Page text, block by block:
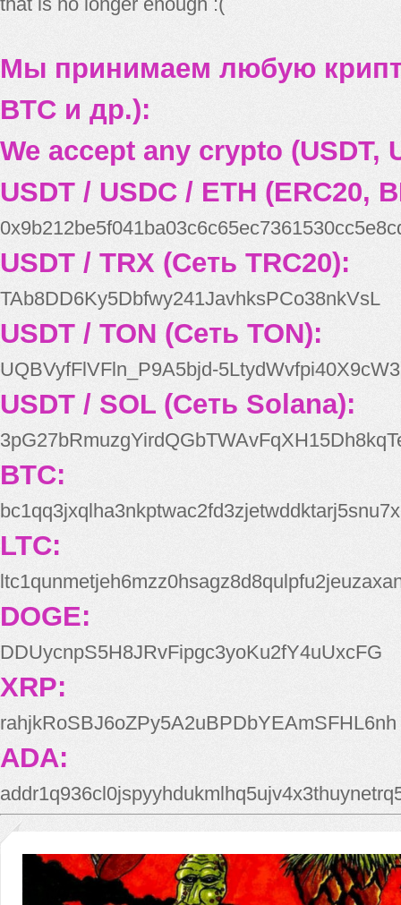
Мы принимаем любую
BTC и др.):
We accept any crypto (USDT,
USDT / USDC / ETH (ERC20,
USDT / TRX (Сеть TRC20):
TAb8DD6Ky5Dbfwy241JavhksPCo38nkVsL
USDT / TON (Сеть TON):
UQBVyfFlVFln_P9A5bjd-
USDT / SOL (Сеть Solana):
BTC:
bc1qq3jxqlha3nkptwac2fd3zjetwddktarj5snu7x
LTC:
DOGE:
DDUycnpS5H8JRvFipgc3yoKu2fY4uUxcFG
XRP:
rahjkRoSBJ6oZPy5A2uBPDbYEAmSFHL6nh
ADA: